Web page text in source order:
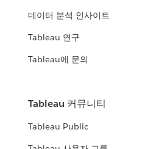
데이터 분석 인사이트
Tableau 연구
Tableau에 문의
Tableau 커뮤니티
Tableau Public